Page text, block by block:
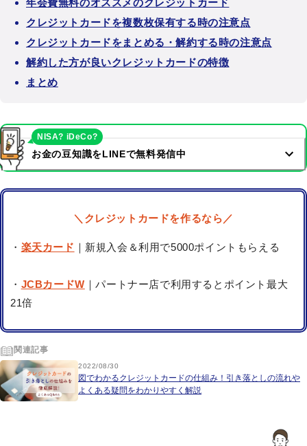
年会費無料のオススメのクレジットカード
クレジットカードを複数枚保有する時の注意点
クレジットカードをまとめる・解約する時の注意点
解約した方が良いクレジットカードの特徴
まとめ
お金の豆知識をLINEで無料発信中
NISA? iDeCo?
＼クレジットカードを作るなら／
・ 楽天カード ｜新規入会＆利用で5000ポイントもらえる
・ JCBカードW ｜パートナー店で利用するとポイント最大
21倍
関連記事
2022/08/30
図でわかるクレジットカードの仕組み！引き落としの流れや
よくある疑問をわかりやすく解説